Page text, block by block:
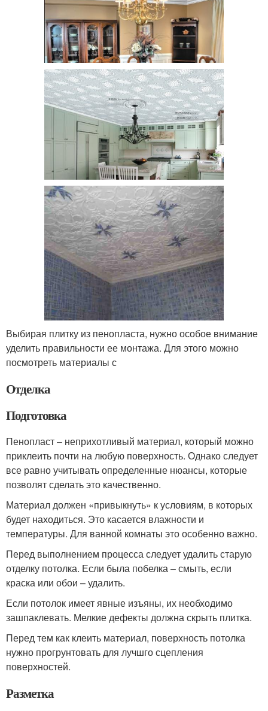
Выбирая плитку из пенопласта, нужно особое внимание
уделить правильности ее монтажа. Для этого можно
посмотреть материалы с
Отделка
Подготовка
Пенопласт – неприхотливый материал, который можно
приклеить почти на любую поверхность. Однако следует
все равно учитывать определенные нюансы, которые
позволят сделать это качественно.
Материал должен «привыкнуть» к условиям, в которых
будет находиться. Это касается влажности и
температуры. Для ванной комнаты это особенно важно.
Перед выполнением процесса следует удалить старую
отделку потолка. Если была побелка – смыть, если
краска или обои – удалить.
Если потолок имеет явные изъяны, их необходимо
зашпаклевать. Мелкие дефекты должна скрыть плитка.
Перед тем как клеить материал, поверхность потолка
нужно прогрунтовать для лучшго сцепления
поверхностей.
Разметка